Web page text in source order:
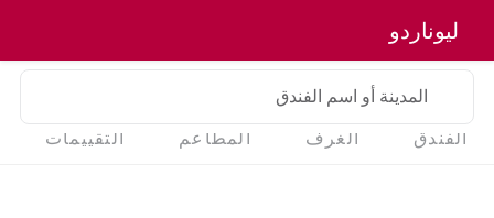
ليوناردو
المدينة أو اسم الفندق
الفندق الغرف المطاعم التقييمات